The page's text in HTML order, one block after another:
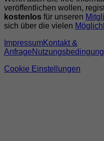
veröffentlichen wollen,
kostenlos für unseren
sich über die vielen
ImpressumKontakt &
Anfrage
Cookie Einstellungen